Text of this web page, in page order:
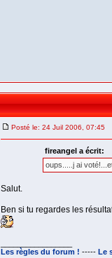
Posté le: 24 Juil 2006, 07:45
fireangel a écrit:
oups.....j ai
Salut.
Ben si tu regardes les
Les règles du forum ! ----- Le